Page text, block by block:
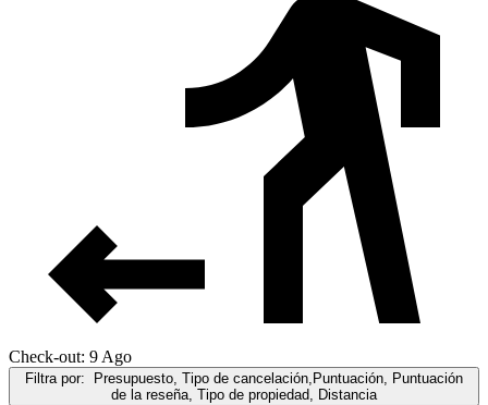
Check-out: 9 Ago
Filtra por:
Presupuesto, Tipo de cancelación,Puntuación, Puntuación
de la reseña, Tipo de propiedad, Distancia